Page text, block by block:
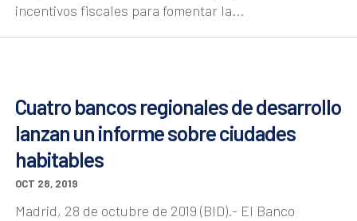
incentivos fiscales para fomentar la...
Cuatro bancos regionales de desarrollo
lanzan un informe sobre ciudades
habitables
OCT 28, 2019
Madrid, 28 de octubre de 2019 (BID).- El Banco